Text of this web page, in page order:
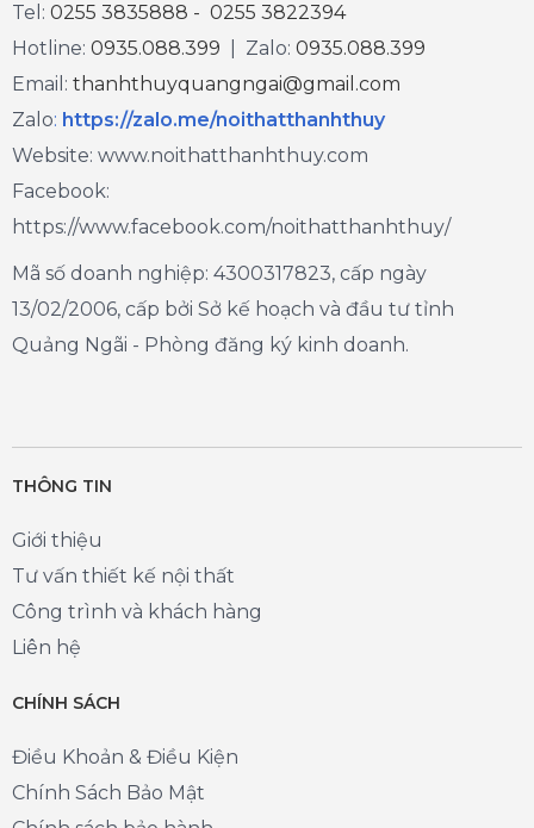
Tel: 0255 3835888 - 0255 3822394
Hotline: 0935.088.399 | Zalo: 0935.088.399
Email: thanhthuyquangngai@gmail.com
Zalo: https://zalo.me/noithatthanhthuy
Website: www.noithatthanhthuy.com
Facebook:
https://www.facebook.com/noithatthanhthuy/
Mã số doanh nghiệp: 4300317823, cấp ngày
13/02/2006, cấp bởi Sở kế hoạch và đầu tư tỉnh
Quảng Ngãi - Phòng đăng ký kinh doanh.
THÔNG TIN
Giới thiệu
Tư vấn thiết kế nội thất
Công trình và khách hàng
Liên hệ
CHÍNH SÁCH
Điều Khoản & Điều Kiện
Chính Sách Bảo Mật